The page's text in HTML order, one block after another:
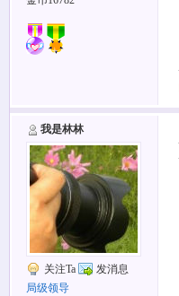
我是林林
关注Ta
发消息
局级领导